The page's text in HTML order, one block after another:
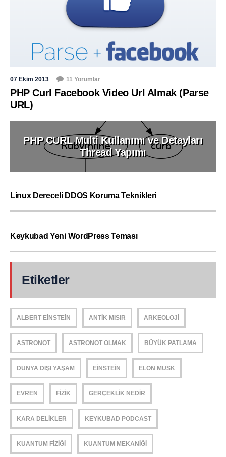
07 Ekim 2013 11 Yorumlar
PHP Curl Facebook Video Url Almak (Parse
URL)
PHP CURL Multi Kullanımı ve Detayları
Thread Yapımı
Linux Dereceli DDOS Koruma Teknikleri
Keykubad Yeni WordPress Teması
Etiketler
ALBERT EINSTEIN ANTIK MISIR ARKEOLOJI
ASTRONOT ASTRONOT OLMAK BÜYÜK PATLAMA
DÜNYA DIŞI YAŞAM EINSTEIN ELON MUSK
EVREN FIZIK GERÇEKLIK NEDIR
KARA DELIKLER KEYKUBAD PODCAST
KUANTUM FIZIĞI KUANTUM MEKANIĞI